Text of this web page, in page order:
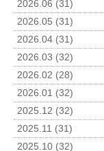
2026.06 (31)
2026.05 (31)
2026.04 (31)
2026.03 (32)
2026.02 (28)
2026.01 (32)
2025.12 (32)
2025.11 (31)
2025.10 (32)